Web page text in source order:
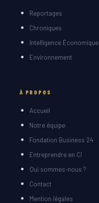
Reportages
Chroniques
Intelligence Économique
Environnement
À PROPOS
Accueil
Notre équipe
Fondation Business 24
Entreprendre en CI
Qui sommes-nous ?
Contact
Mention légales